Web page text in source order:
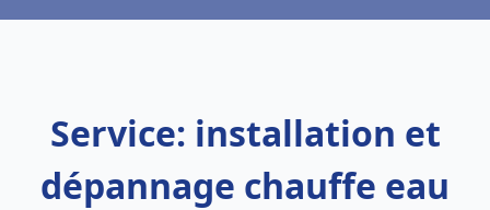
Service: installation et
dépannage chauffe eau